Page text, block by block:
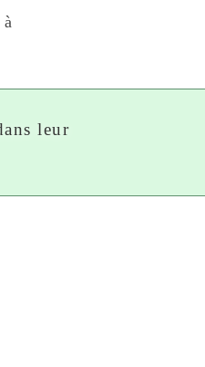
leur